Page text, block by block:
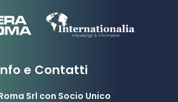
e Contatti
Srl con Socio Unico